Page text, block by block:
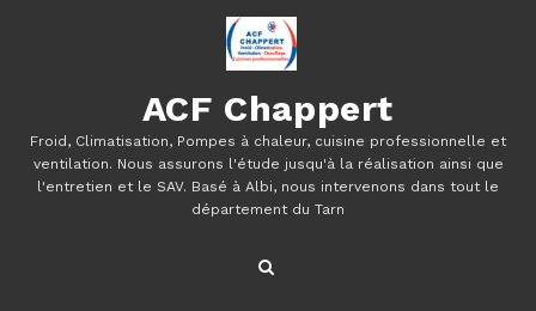
ACF Chappert
Froid, Climatisation, Pompes à chaleur, cuisine professionnelle et
ventilation. Nous assurons l'étude jusqu'à la réalisation ainsi que
l'entretien et le SAV. Basé à Albi, nous intervenons dans tout le
département du Tarn